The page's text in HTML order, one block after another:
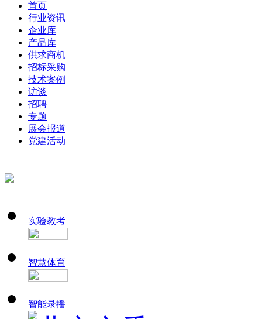
首页
行业资讯
企业库
产品库
供求商机
招标采购
技术案例
访谈
招聘
专题
展会报道
党建活动
实验教考
智慧体育
智能录播